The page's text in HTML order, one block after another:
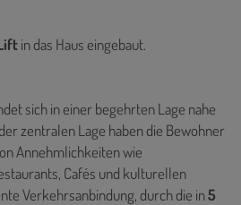
in das Haus eingebaut.
sich in einer begehrten Lage nahe
zentralen Lage haben die Bewohner
Annehmlichkeiten wie
Cafés und kulturellen
Verkehrsanbindung, durch die in5